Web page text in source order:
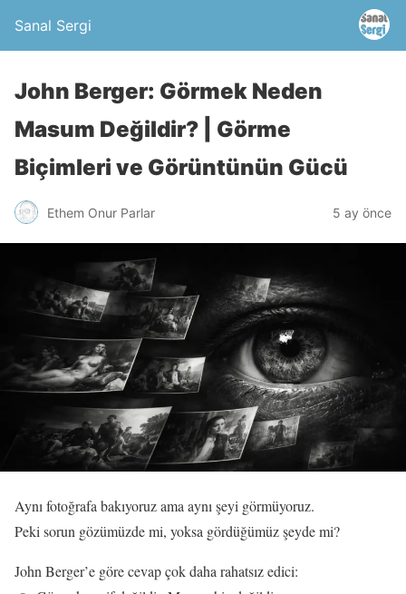
Sanal Sergi
John Berger: Görmek Neden
Masum Değildir? | Görme
Biçimleri ve Görüntünün Gücü
Ethem Onur Parlar 5 ay önce
Aynı fotoğrafa bakıyoruz ama aynı şeyi görmüyoruz.
Peki sorun gözümüzde mi, yoksa gördüğümüz şeyde mi?
John Berger’e göre cevap çok daha rahatsız edici: